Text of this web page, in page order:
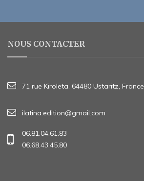
NOUS CONTACTER
71 rue Kiroleta, 64480 Ustaritz, France
ilatina.edition@gmail.com
06.81.04.61.83
06.68.43.45.80